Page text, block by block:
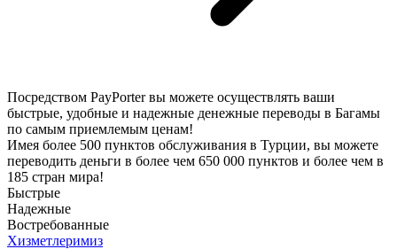
Посредством PayPorter вы можете осуществлять ваши
быстрые, удобные и надежные денежные переводы в Багамы
по самым приемлемым ценам!
Имея более 500 пунктов обслуживания в Турции, вы можете
переводить деньги в более чем 650 000 пунктов и более чем в
185 стран мира!
Быстрые
Надежные
Востребованные
Хизметлеримиз